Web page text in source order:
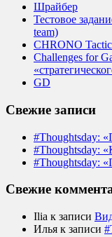
Шрайбер
Тестовое
team)
CHRONO
Challenges for
GD
Свежие записи
#Thoughtsday:
#Thoughtsday:
#Thoughtsday:
Свежие
Ilia к записи
Илья к записи